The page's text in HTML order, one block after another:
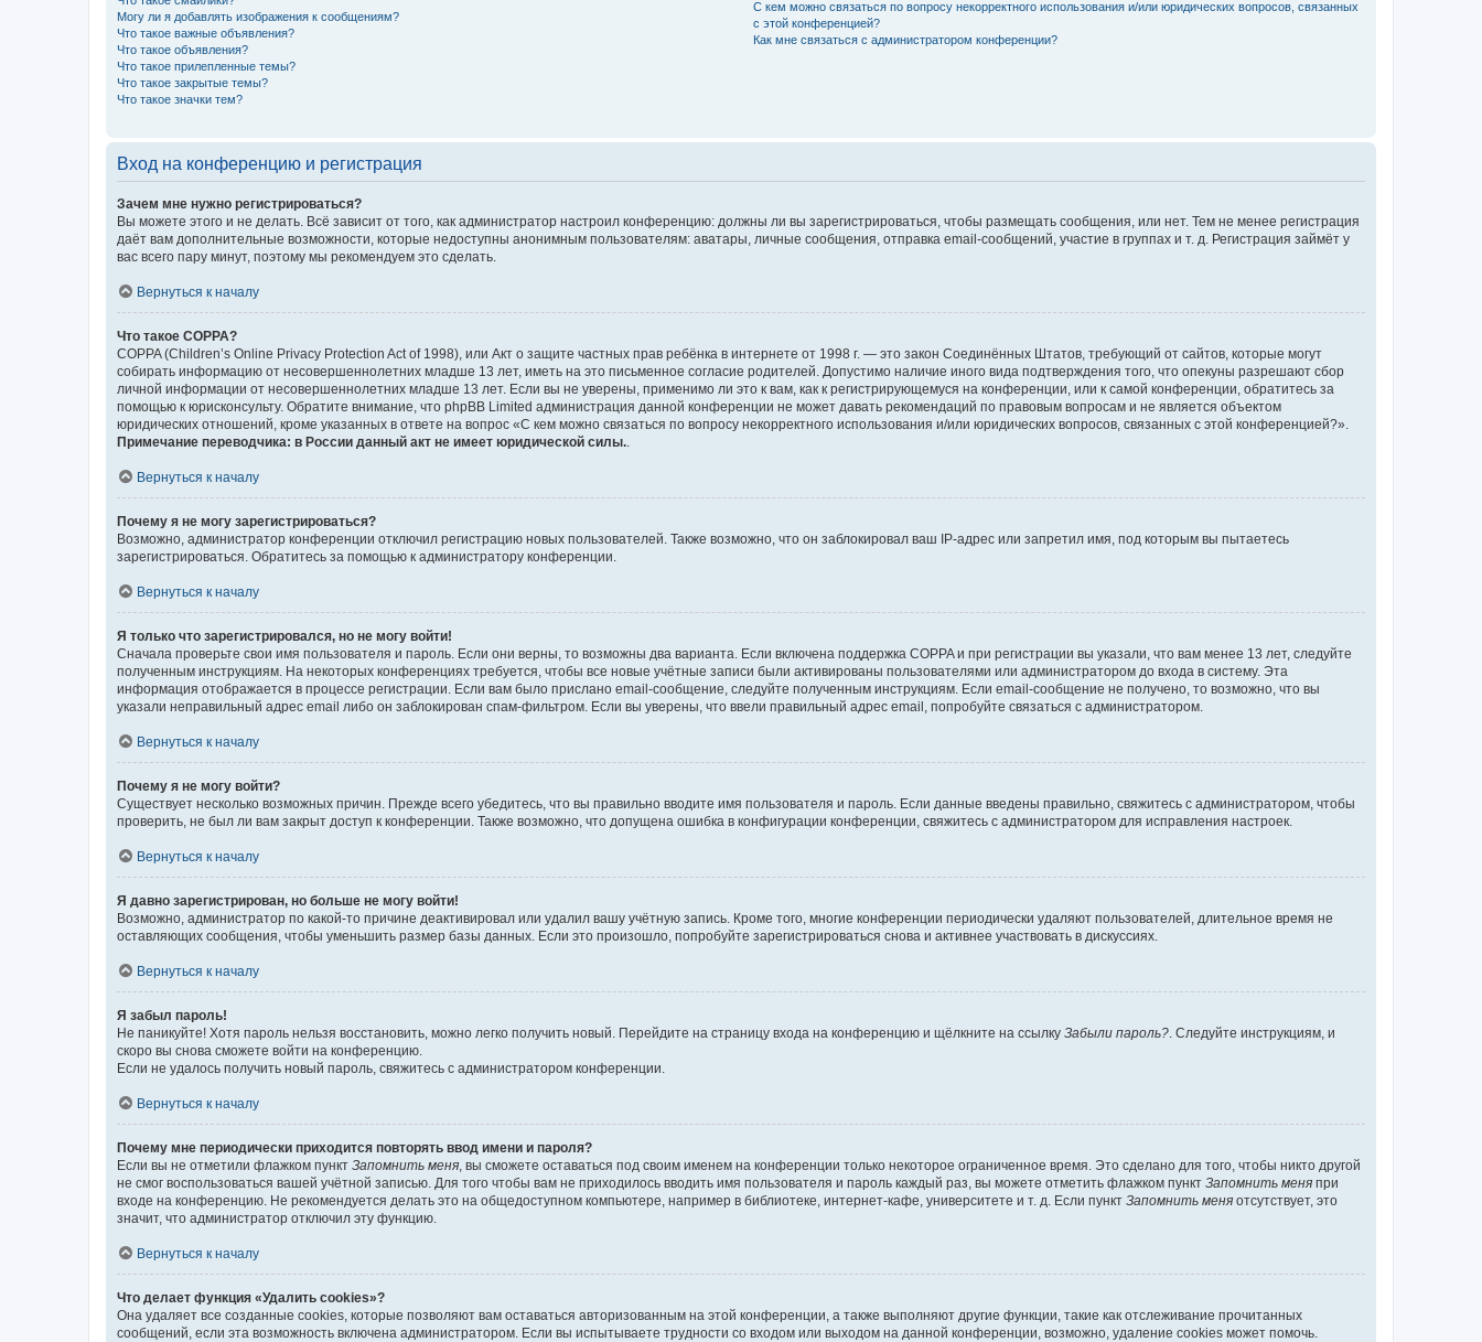
Могу ли я добавлять изображения к сообщениям?
Что такое важные объявления?
Что такое объявления?
Что такое прилепленные темы?
Что такое закрытые темы?
Что такое значки тем?
С кем можно связаться по вопросу некорректного использования и/или юридических вопросов, связанных
с этой конференцией?
Как мне связаться с администратором конференции?
Вход на конференцию и регистрация
Зачем мне нужно регистрироваться?
Вы можете этого и не делать. Всё зависит от того, как администратор настроил конференцию: должны ли вы зарегистрироваться, чтобы размещать сообщения, или нет. Тем не менее регистрация
даёт вам дополнительные возможности, которые недоступны анонимным пользователям: аватары, личные сообщения, отправка email-сообщений, участие в группах и т. д. Регистрация займёт у
вас всего пару минут, поэтому мы рекомендуем это сделать.
Вернуться к началу
Что такое COPPA?
COPPA (Children’s Online Privacy Protection Act of 1998), или Акт о защите частных прав ребёнка в интернете от 1998 г. — это закон Соединённых Штатов, требующий от сайтов, которые могут
собирать информацию от несовершеннолетних младше 13 лет, иметь на это письменное согласие родителей. Допустимо наличие иного вида подтверждения того, что опекуны разрешают сбор
личной информации от несовершеннолетних младше 13 лет. Если вы не уверены, применимо ли это к вам, как к регистрирующемуся на конференции, или к самой конференции, обратитесь за
помощью к юрисконсульту. Обратите внимание, что phpBB Limited администрация данной конференции не может давать рекомендаций по правовым вопросам и не является объектом
юридических отношений, кроме указанных в ответе на вопрос «С кем можно связаться по вопросу некорректного использования и/или юридических вопросов, связанных с этой конференцией?».
Примечание переводчика: в России данный акт не имеет юридической силы.
Вернуться к началу
Почему я не могу зарегистрироваться?
Возможно, администратор конференции отключил регистрацию новых пользователей. Также возможно, что он заблокировал ваш IP-адрес или запретил имя, под которым вы пытаетесь
зарегистрироваться. Обратитесь за помощью к администратору конференции.
Вернуться к началу
Я только что зарегистрировался, но не могу войти!
Сначала проверьте свои имя пользователя и пароль. Если они верны, то возможны два варианта. Если включена поддержка COPPA и при регистрации вы указали, что вам менее 13 лет, следуйте
полученным инструкциям. На некоторых конференциях требуется, чтобы все новые учётные записи были активированы пользователями или администратором до входа в систему. Эта
информация отображается в процессе регистрации. Если вам было прислано email-сообщение, следуйте полученным инструкциям. Если email-сообщение не получено, то возможно, что вы
указали неправильный адрес email либо он заблокирован спам-фильтром. Если вы уверены, что ввели правильный адрес email, попробуйте связаться с администратором.
Вернуться к началу
Почему я не могу войти?
Существует несколько возможных причин. Прежде всего убедитесь, что вы правильно вводите имя пользователя и пароль. Если данные введены правильно, свяжитесь с администратором, чтобы
проверить, не был ли вам закрыт доступ к конференции. Также возможно, что допущена ошибка в конфигурации конференции, свяжитесь с администратором для исправления настроек.
Вернуться к началу
Я давно зарегистрирован, но больше не могу войти!
Возможно, администратор по какой-то причине деактивировал или удалил вашу учётную запись. Кроме того, многие конференции периодически удаляют пользователей, длительное время не
оставляющих сообщения, чтобы уменьшить размер базы данных. Если это произошло, попробуйте зарегистрироваться снова и активнее участвовать в дискуссиях.
Вернуться к началу
Я забыл пароль!
Не паникуйте! Хотя пароль нельзя восстановить, можно легко получить новый. Перейдите на страницу входа на конференцию и щёлкните на ссылку Забыли пароль? . Следуйте инструкциям, и
скоро вы снова сможете войти на конференцию.
Если не удалось получить новый пароль, свяжитесь с администратором конференции.
Вернуться к началу
Почему мне периодически приходится повторять ввод имени и пароля?
Если вы не отметили флажком пункт Запомнить меня , вы сможете оставаться под своим именем на конференции только некоторое ограниченное время. Это сделано для того, чтобы никто другой
не смог воспользоваться вашей учётной записью. Для того чтобы вам не приходилось вводить имя пользователя и пароль каждый раз, вы можете отметить флажком пункт Запомнить меня при
входе на конференцию. Не рекомендуется делать это на общедоступном компьютере, например в библиотеке, интернет-кафе, университете и т. д. Если пункт Запомнить меня отсутствует, это
значит, что администратор отключил эту функцию.
Вернуться к началу
Что делает функция «Удалить cookies»?
Она удаляет все созданные cookies, которые позволяют вам оставаться авторизованным на этой конференции, а также выполняют другие функции, такие как отслеживание прочитанных
сообщений, если эта возможность включена администратором. Если вы испытываете трудности со входом или выходом на данной конференции, возможно, удаление cookies может помочь.